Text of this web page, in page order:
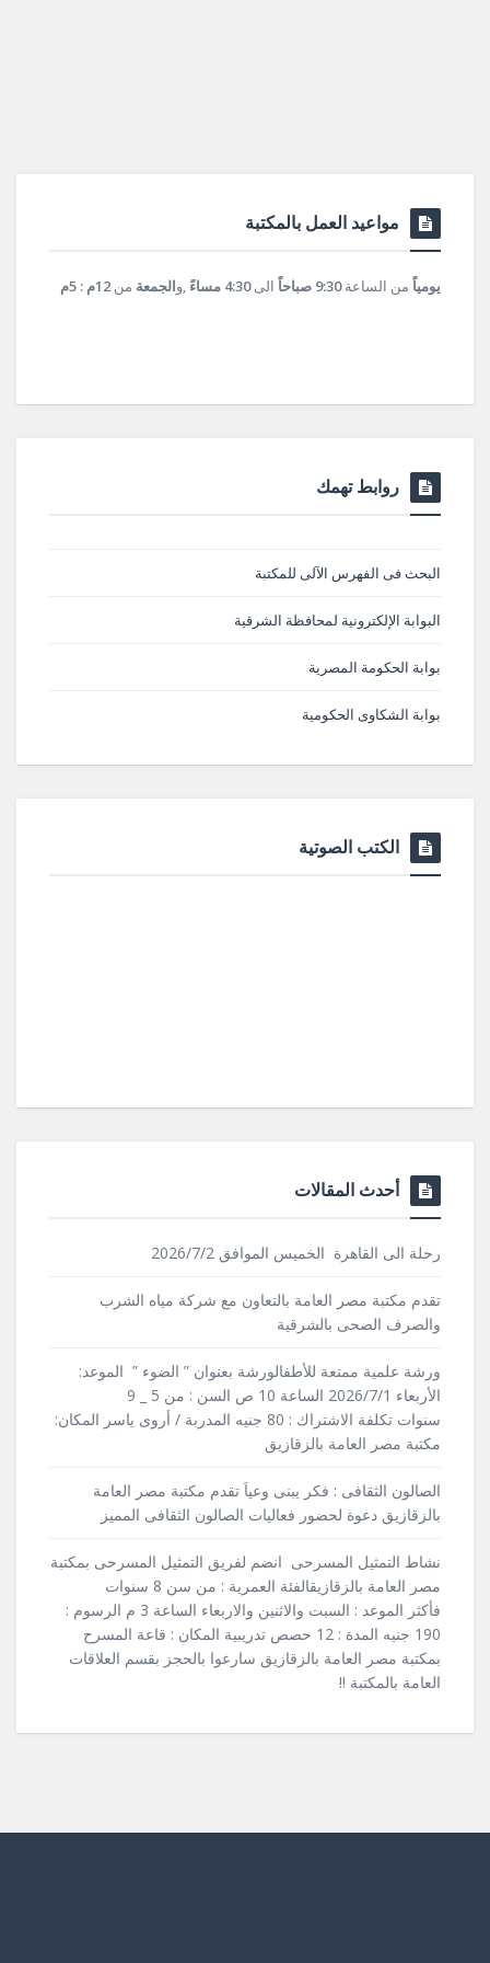
مواعيد العمل بالمكتبة
يومياً من الساعة9:30 صباحاً الى4:30 مساءً ,والجمعة من 12م : 5م
روابط تهمك
البحث فى الفهرس الآلى للمكتبة
البوابة الإلكترونية لمحافظة الشرقية
بوابة الحكومة المصرية
بوابة الشكاوى الحكومية
الكتب الصوتية
أحدث المقالات
رحلة الى القاهرة الخميس الموافق 2026/7/2
تقدم مكتبة مصر العامة بالتعاون مع شركة مياه الشرب
والصرف الصحى بالشرقية
ورشة علمية ممتعة للأطفالورشة بعنوان ” الضوء ” الموعد:
الأربعاء 2026/7/1 الساعة 10 ص السن : من 5 _ 9
سنوات تكلفة الاشتراك : 80 جنيه المدربة / أروى ياسر المكان:
مكتبة مصر العامة بالزقازيق
الصالون الثقافى : فكر يبنى وعياَ تقدم مكتبة مصر العامة
بالزقازيق دعوة لحضور فعاليات الصالون الثقافى المميز
نشاط التمثيل المسرحى انضم لفريق التمثيل المسرحى بمكتبة
مصر العامة بالزقازيقالفئة العمرية : من سن 8 سنوات
فأكثر الموعد : السبت والاثنين والاربعاء الساعة 3 م الرسوم :
190 جنيه المدة : 12 حصص تدريبية المكان : قاعة المسرح
بمكتبة مصر العامة بالزقازيق سارعوا بالحجز بقسم العلاقات
العامة بالمكتبة !!